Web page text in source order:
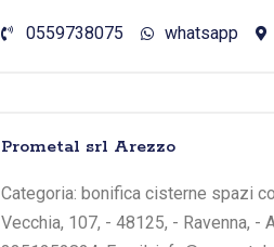
0559738075 whatsapp
Prometal srl Arezzo
Categoria: bonifica cisterne spazi
Vecchia, 107, - 48125, - Ravenna, -